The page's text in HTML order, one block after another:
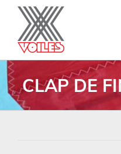
CLAP DE